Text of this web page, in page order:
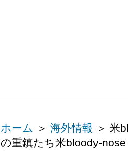
ホーム ＞ 海外情報 ＞ 米
の重鎮たち米bloody-